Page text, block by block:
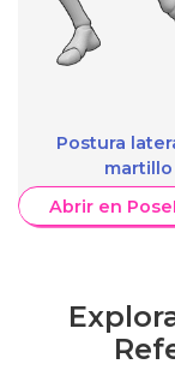
Postura
martillo
Abrir en